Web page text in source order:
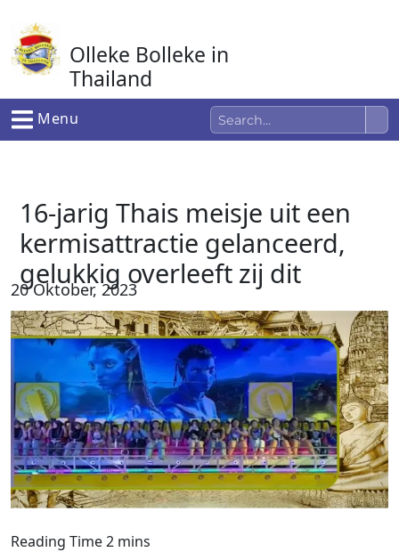
naar
de
inhoud
Olleke Bolleke in
Thailand
In Thailand
Menu
16-jarig Thais meisje uit een
kermisattractie gelanceerd,
gelukkig overleeft zij dit
20 Oktober, 2023